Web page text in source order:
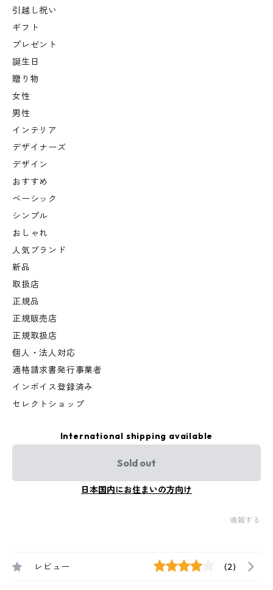
引越し祝い
ギフト
プレゼント
誕生日
贈り物
女性
男性
インテリア
デザイナーズ
デザイン
おすすめ
ベーシック
シンプル
おしゃれ
人気ブランド
新品
取扱店
正規品
正規販売店
正規取扱店
個人・法人対応
適格請求書発行事業者
インボイス登録済み
セレクトショップ
International shipping available
Sold out
日本国内にお住まいの方向け
通報する
レビュー (2)